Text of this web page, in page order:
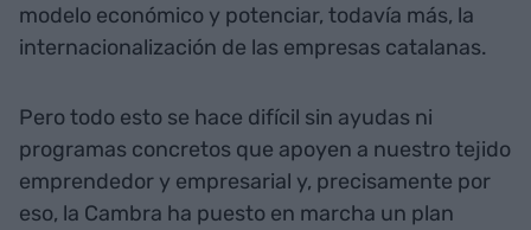
modelo económico y potenciar, todavía más, la
internacionalización de las empresas catalanas.
Pero todo esto se hace difícil sin ayudas ni
programas concretos que apoyen a nuestro tejido
emprendedor y empresarial y, precisamente por
eso, la Cambra ha puesto en marcha un plan